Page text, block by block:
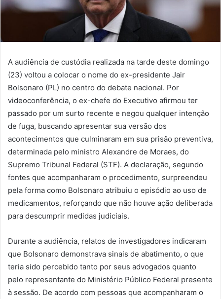
A audiência de custódia realizada na tarde deste domingo
(23) voltou a colocar o nome do ex-presidente Jair
Bolsonaro (PL) no centro do debate nacional. Por
videoconferência, o ex-chefe do Executivo afirmou ter
passado por um surto recente e negou qualquer intenção
de fuga, buscando apresentar sua versão dos
acontecimentos que culminaram em sua prisão preventiva,
determinada pelo ministro Alexandre de Moraes, do
Supremo Tribunal Federal (STF). A declaração, segundo
fontes que acompanharam o procedimento, surpreendeu
pela forma como Bolsonaro atribuiu o episódio ao uso de
medicamentos, reforçando que não houve ação deliberada
para descumprir medidas judiciais.
Durante a audiência, relatos de investigadores indicaram
que Bolsonaro demonstrava sinais de abatimento, o que
teria sido percebido tanto por seus advogados quanto
pelo representante do Ministério Público Federal presente
à sessão. De acordo com pessoas que acompanharam o